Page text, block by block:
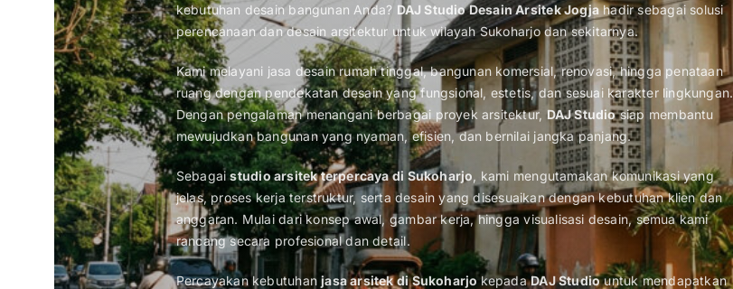
kebutuhan desain bangunan Anda? DAJ Studio Desain Arsitek Jogjahadir sebagai solusi
perencanaan dan desain arsitektur untuk wilayah Sukoharjo dan sekitarnya.
Kami melayani jasa desain rumah tinggal, bangunan komersial, renovasi, hingga penataan
ruang dengan pendekatan desain yang fungsional, estetis, dan sesuai karakter lingkungan.
Dengan pengalaman menangani berbagai proyek arsitektur,DAJ Studiosiap membantu
mewujudkan bangunan yang nyaman, efisien, dan bernilai jangka panjang.
Sebagaistudio arsitek terpercaya di Sukoharjo, kami mengutamakan komunikasi yang
jelas, proses kerja terstruktur, serta desain yang disesuaikan dengan kebutuhan klien dan
anggaran. Mulai dari konsep awal, gambar kerja, hingga visualisasi desain, semua kami
rancang secara profesional dan detail.
Percayakan kebutuhanjasa arsitek di SukoharjokepadaDAJ Studiountuk mendapatkan